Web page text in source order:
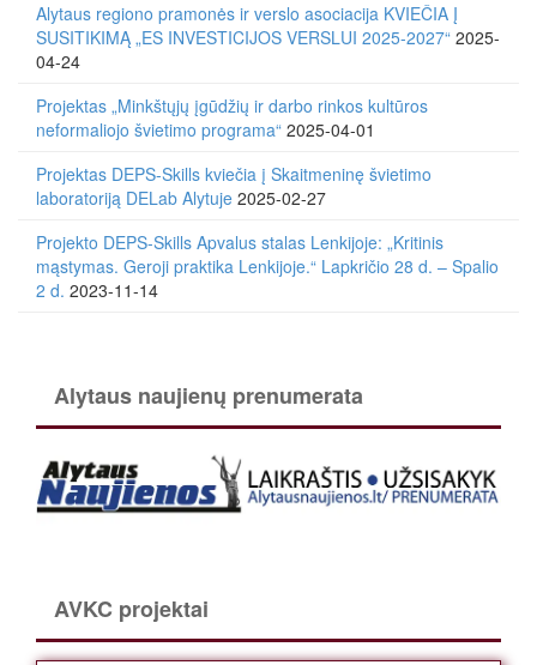
Alytaus regiono pramonės ir verslo asociacija KVIEČIA Į
SUSITIKIMĄ „ES INVESTICIJOS VERSLUI 2025-2027“ 2025-
04-24
Projektas „Minkštųjų įgūdžių ir darbo rinkos kultūros
neformaliojo švietimo programa“ 2025-04-01
Projektas DEPS-Skills kviečia į Skaitmeninę švietimo
laboratoriją DELab Alytuje 2025-02-27
Projekto DEPS-Skills Apvalus stalas Lenkijoje: „Kritinis
mąstymas. Geroji praktika Lenkijoje.“ Lapkričio 28 d. – Spalio
2 d. 2023-11-14
Alytaus naujienų prenumerata
AVKC projektai